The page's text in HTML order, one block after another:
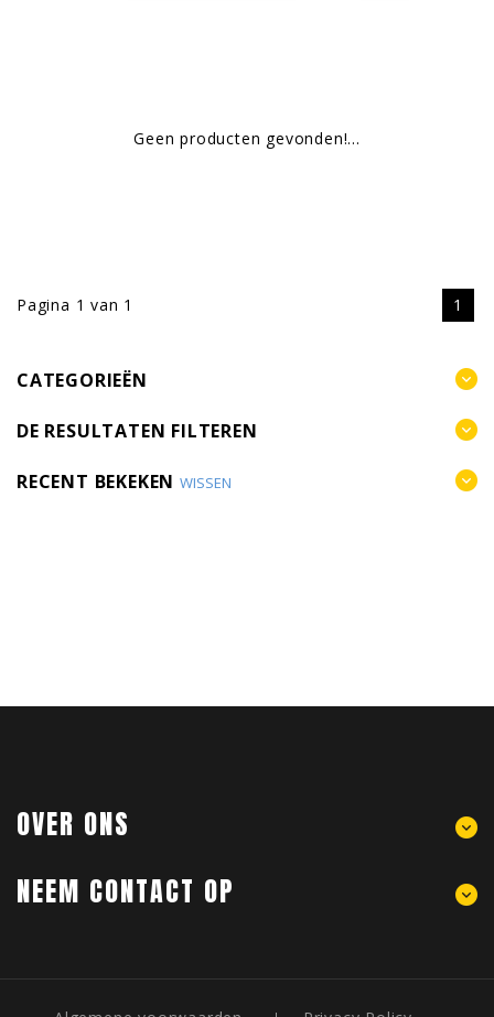
Geen producten gevonden!...
Pagina 1 van 1 1
CATEGORIEËN
DE RESULTATEN FILTEREN
RECENT BEKEKEN WISSEN
OVER ONS
NEEM CONTACT OP